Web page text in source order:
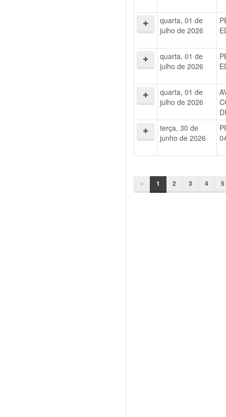
quarta, 01 de
julho de 2026
quarta, 01 de
julho de 2026
quarta, 01 de
julho de 2026
terça, 30 de
junho de 2026
« 1 2 3 4 5